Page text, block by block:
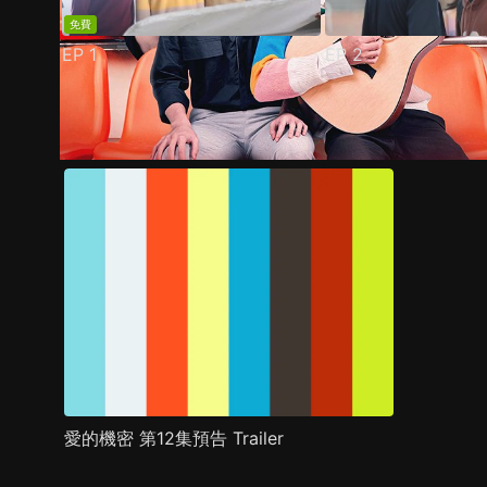
免費
EP 1 EP2
劇照 推薦影片 劇情介紹
愛的機密 第12集預告 Trailer